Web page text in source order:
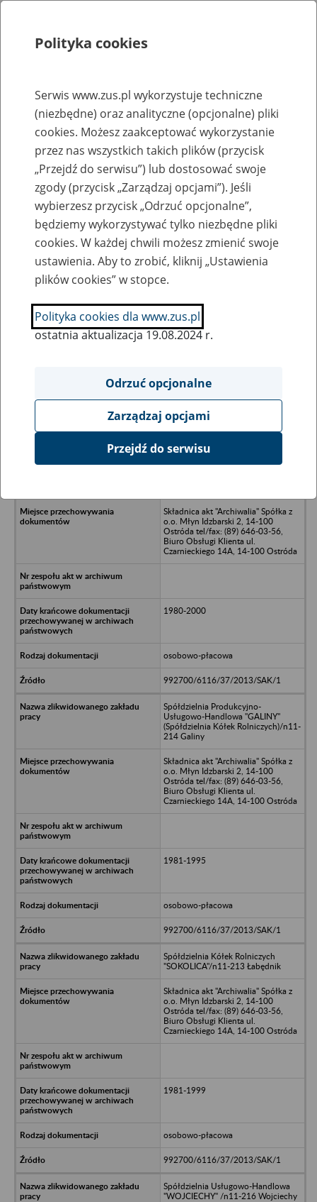
Rejestry, ewidencje i archiwa
Baza zlikwidowanych lub
przekształconych zakładów pracy
Nazwa zakładu pracy:
SZUKAJ
Ukryj wszystkie pozycje bazy
Spółdzielnia Kółek Rolniczych
Składnica akt "Archiwalia" Spółka z
o.o. Młyn Idzbarski 2, 14-100
Ostróda tel/fax: (89) 646-03-56,
Biuro Obsługi Klienta ul.
Czarnieckiego 14A, 14-100 Ostróda
1980-2000
osobowo-płacowa
992700/6116/37/2013/SAK/1
Spółdzielnia Produkcyjno-
Usługowo-Handlowa "GALINY"
(Spółdzielnia Kółek Rolniczych)/n11-
214 Galiny
Składnica akt "Archiwalia" Spółka z
o.o. Młyn Idzbarski 2, 14-100
Ostróda tel/fax: (89) 646-03-56,
Biuro Obsługi Klienta ul.
Czarnieckiego 14A, 14-100 Ostróda
1981-1995
osobowo-płacowa
992700/6116/37/2013/SAK/1
Spółdzielnia Kółek Rolniczych
"SOKOLICA"/n11-213 Łabędnik
Składnica akt "Archiwalia" Spółka z
o.o. Młyn Idzbarski 2, 14-100
Ostróda tel/fax: (89) 646-03-56,
Biuro Obsługi Klienta ul.
Czarnieckiego 14A, 14-100 Ostróda
1981-1999
osobowo-płacowa
992700/6116/37/2013/SAK/1
Spółdzielnia Usługowo-Handlowa
"WOJCIECHY" /n11-216 Wojciechy
Polityka cookies
Serwis www.zus.pl wykorzystuje techniczne
(niezbędne) oraz analityczne (opcjonalne) pliki
cookies. Możesz zaakceptować wykorzystanie
przez nas wszystkich takich plików (przycisk
„Przejdź do serwisu”) lub dostosować swoje
zgody (przycisk „Zarządzaj opcjami”). Jeśli
wybierzesz przycisk „Odrzuć opcjonalne”,
będziemy wykorzystywać tylko niezbędne pliki
cookies. W każdej chwili możesz zmienić swoje
ustawienia. Aby to zrobić, kliknij „Ustawienia
plików cookies” w stopce.
Polityka cookies dla www.zus.pl
ostatnia aktualizacja 19.08.2024 r.
Odrzuć opcjonalne
Zarządzaj opcjami
Przejdź do serwisu